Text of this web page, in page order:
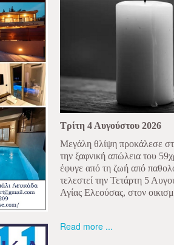
Τρίτη 4 Αυγούστου 2026
Μεγάλη θλίψη προκάλεσε
την ξαφνική απώλεια του
έφυγε από τη ζωή από
τελεστεί την Τετάρτη 5
Αγίας Ελεούσας, στον
Read more ...